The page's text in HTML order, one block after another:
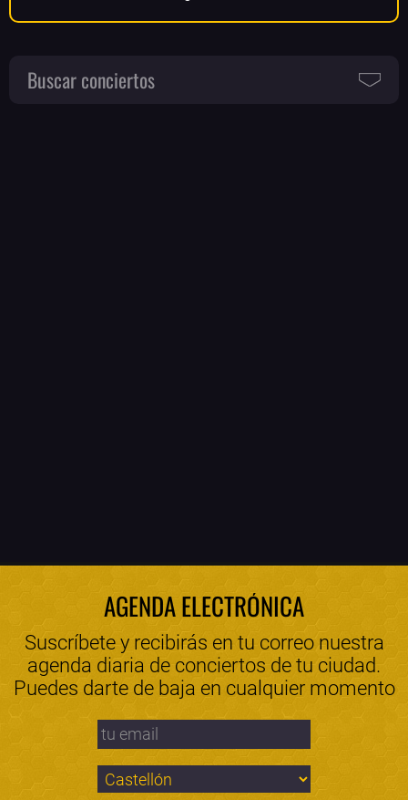
Buscar conciertos
AGENDA ELECTRÓNICA
Suscríbete y recibirás en tu correo nuestra
agenda diaria de conciertos de tu ciudad.
Puedes darte de baja en cualquier momento